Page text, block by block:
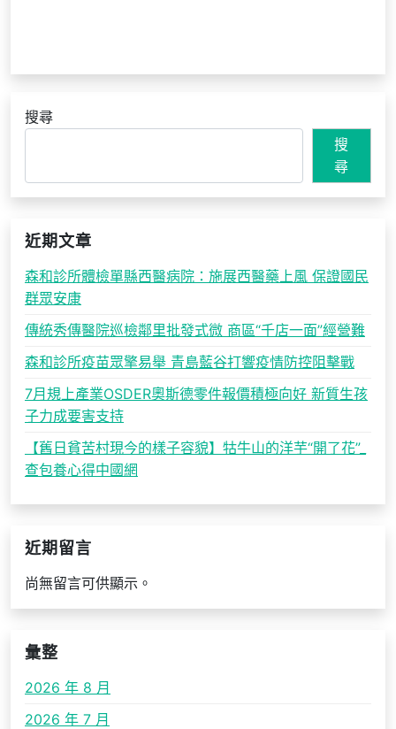
搜尋
搜
尋
近期文章
森和診所體檢單縣西醫病院：施展西醫藥上風 保證國民
群眾安康
傳統秀傳醫院巡檢鄰里批發式微 商區“千店一面”經營難
森和診所疫苗眾擎易舉 青島藍谷打響疫情防控阻擊戰
7月規上產業OSDER奧斯德零件報價積極向好 新質生孩
子力成要害支持
【舊日貧苦村現今的樣子容貌】牯牛山的洋芋“開了花”_
查包養心得中國網
近期留言
尚無留言可供顯示。
彙整
2026 年 8 月
2026 年 7 月